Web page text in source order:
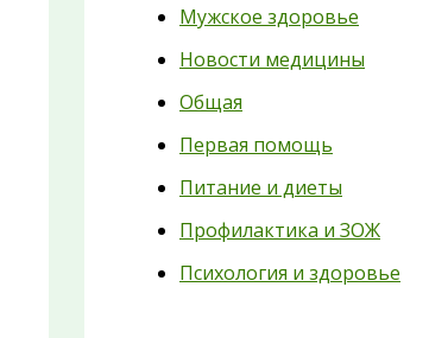
Мужское здоровье
Новости медицины
Общая
Первая помощь
Питание и диеты
Профилактика и ЗОЖ
Психология и здоровье